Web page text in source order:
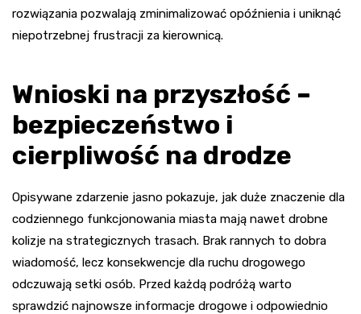
rozwiązania pozwalają zminimalizować opóźnienia i uniknąć
niepotrzebnej frustracji za kierownicą.
Wnioski na przyszłość –
bezpieczeństwo i
cierpliwość na drodze
Opisywane zdarzenie jasno pokazuje, jak duże znaczenie dla
codziennego funkcjonowania miasta mają nawet drobne
kolizje na strategicznych trasach. Brak rannych to dobra
wiadomość, lecz konsekwencje dla ruchu drogowego
odczuwają setki osób. Przed każdą podróżą warto
sprawdzić najnowsze informacje drogowe i odpowiednio